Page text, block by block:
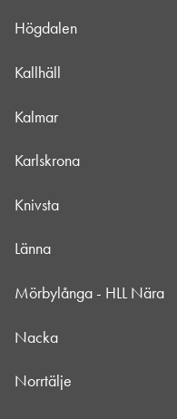
Högdalen
Kallhäll
Kalmar
Karlskrona
Knivsta
Länna
Mörbylånga - HLL Nära
Nacka
Norrtälje